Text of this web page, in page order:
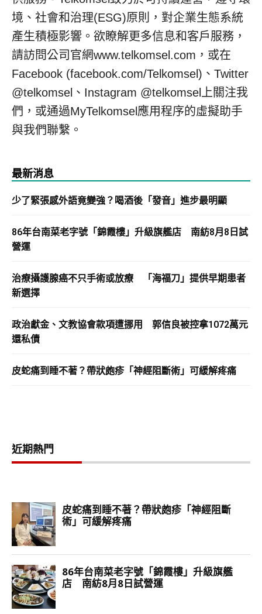
境、社會和治理(ESG)原則，對企業生態系統
產生積極影響。欲瞭解更多信息和客戶服務，
請訪問公司官網www.telkomsel.com，或在
Facebook (facebook.com/Telkomsel)、Twitter
@telkomsel、Instagram @telkomsel上關注我
們，或通過MyTelkomsel應用程序的虛擬助手
與我們聯繫。
最新消息
少了緊張感外語竟變強？喝酒後「發音」進步最明顯
86年台南菜老字號「錦霞樓」升級旗艦店 南紡8月8日試
營運
治療攝護腺癌不只手術或放療 「海福刀」提供早期患者
新選擇
政治獻金、文教協會款項遭挪用 郭信良被控拿1072萬元
還私債
皮蛇痛到睡不著？帶狀皰疹「神經阻斷術」可緩解疼痛
近期熱門